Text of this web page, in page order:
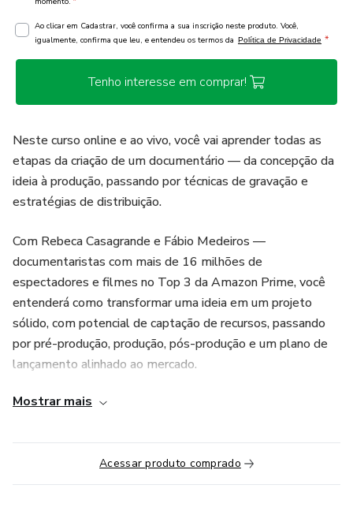
Ao clicar em Cadastrar, você confirma a sua inscrição neste produto. Você,
igualmente, confirma que leu, e entendeu os termos da Política de Privacidade *
Tenho interesse em comprar!
Neste curso online e ao vivo, você vai aprender todas as
etapas da criação de um documentário — da concepção da
ideia à produção, passando por técnicas de gravação e
estratégias de distribuição.
Com Rebeca Casagrande e Fábio Medeiros —
documentaristas com mais de 16 milhões de
espectadores e filmes no Top 3 da Amazon Prime, você
entenderá como transformar uma ideia em um projeto
sólido, com potencial de captação de recursos, passando
por pré-produção, produção, pós-produção e um plano de
lançamento alinhado ao mercado.
TURMA EXCLUSIVA - ÚLTIMAS VAGAS
Período: de 2 de junho a 30 de junho
Horário: Segundas, das 19h30 às 21h
Mostrar mais
Acessar produto comprado